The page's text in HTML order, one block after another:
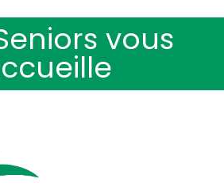
vous